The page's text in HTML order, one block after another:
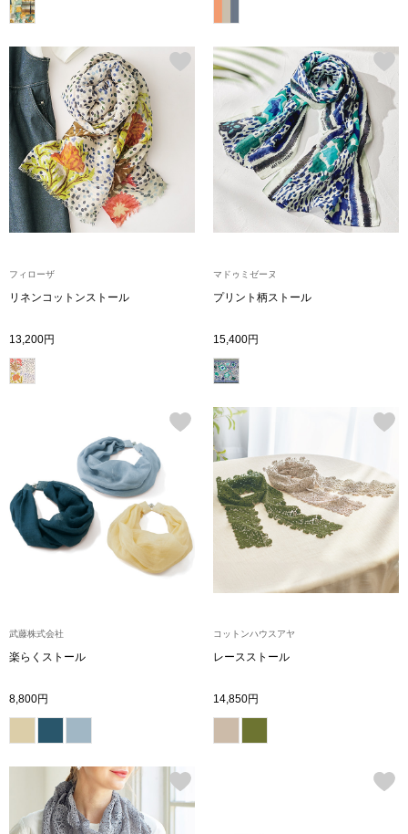
集
ビー すべて見る
ク
ウオッチ／ア
ウオッチ
ネックレス
ネクタイ
マフラー／ス
スカーフ／ス
フィローザ
リネンコットンストール
13,200円
マドゥミゼーヌ
プリント柄ストール
15,400円
武藤株式会社
楽らくストール
8,800円
コットンハウスアヤ
レースストール
14,850円